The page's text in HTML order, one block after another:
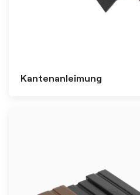
Kantenanleimung